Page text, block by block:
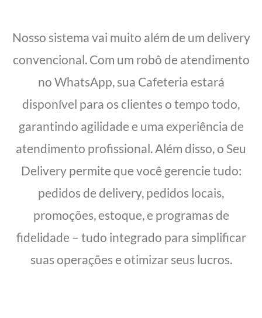
Nosso sistema vai muito além de um delivery
convencional. Com um robô de atendimento
no WhatsApp, sua Cafeteria estará
disponível para os clientes o tempo todo,
garantindo agilidade e uma experiência de
atendimento profissional. Além disso, o Seu
Delivery permite que você gerencie tudo:
pedidos de delivery, pedidos locais,
promoções, estoque, e programas de
fidelidade – tudo integrado para simplificar
suas operações e otimizar seus lucros.